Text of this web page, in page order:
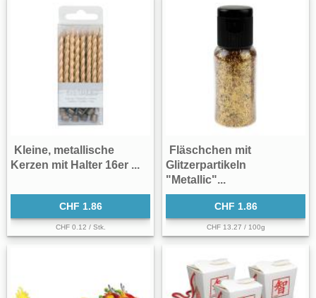
Kleine, metallische
Kerzen mit Halter 16er ...
CHF 1.86
CHF 0.12 / Stk.
Fläschchen mit
Glitzerpartikeln
"Metallic"...
CHF 1.86
CHF 13.27 / 100g